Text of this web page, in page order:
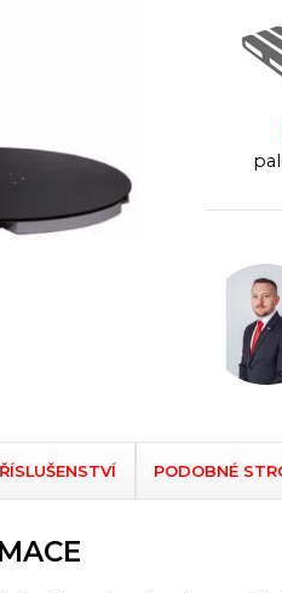
PODOBNÉ